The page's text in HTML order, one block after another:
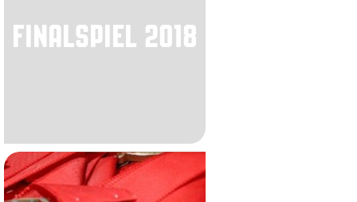
FINALSPIEL 2018